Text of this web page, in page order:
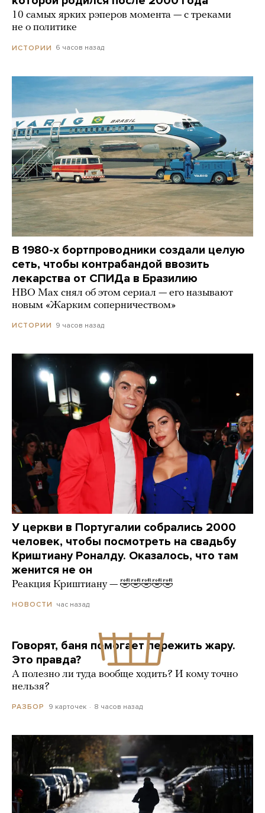
10 самых ярких рэперов момента — с треками
не о политике
ИСТОРИИ 6 часов назад
В 1980-х бортпроводники создали целую
сеть, чтобы контрабандой ввозить
лекарства от СПИДа в Бразилию
HBO Max снял об этом сериал — его называют
новым «Жарким соперничеством»
ИСТОРИИ 9 часов назад
У церкви в Португалии собрались 2000
человек, чтобы посмотреть на свадьбу
Криштиану Роналду. Оказалось, что там
женится не он
Реакция Криштиану — 🤣🤣🤣🤣🤣
НОВОСТИ час назад
Говорят, баня помогает пережить жару.
Это правда?
А полезно ли туда вообще ходить? И кому точно
нельзя?
РАЗБОР 9 карточек 8 часов назад